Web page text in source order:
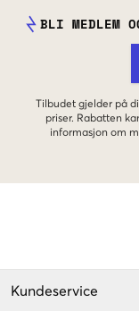
BLI MEDLEM
Tilbudet gjelder på
priser. Rabatten
informasjon om
Kundeservice